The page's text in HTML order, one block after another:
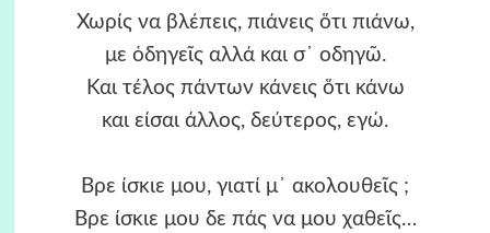
Χωρίς να βλέπεις, πιάνεις ὅτι πιάνω,
με ὁδηγεῖς αλλά και σ᾿ οδηγῶ.
Και τέλος πάντων κάνεις ὅτι κάνω
και είσαι άλλος, δεύτερος, εγώ.
Βρε ίσκιε μου, γιατί μ᾿ ακολουθεῖς ;
Βρε ίσκιε μου δε πάς να μου χαθεῖς…